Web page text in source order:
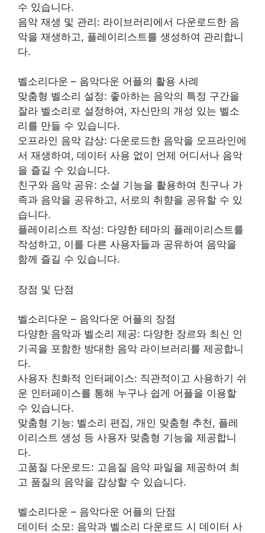
수 있습니다.
음악 재생 및 관리: 라이브러리에서 다운로드한 음
악을 재생하고, 플레이리스트를 생성하여 관리합니
다.
벨소리다운 – 음악다운 어플의 활용 사례
맞춤형 벨소리 설정: 좋아하는 음악의 특정 구간을
잘라 벨소리로 설정하여, 자신만의 개성 있는 벨소
리를 만들 수 있습니다.
오프라인 음악 감상: 다운로드한 음악을 오프라인에
서 재생하여, 데이터 사용 없이 언제 어디서나 음악
을 즐길 수 있습니다.
친구와 음악 공유: 소셜 기능을 활용하여 친구나 가
족과 음악을 공유하고, 서로의 취향을 공유할 수 있
습니다.
플레이리스트 작성: 다양한 테마의 플레이리스트를
작성하고, 이를 다른 사용자들과 공유하여 음악을
함께 즐길 수 있습니다.
장점 및 단점
벨소리다운 – 음악다운 어플의 장점
다양한 음악과 벨소리 제공: 다양한 장르와 최신 인
기곡을 포함한 방대한 음악 라이브러리를 제공합니
다.
사용자 친화적 인터페이스: 직관적이고 사용하기 쉬
운 인터페이스를 통해 누구나 쉽게 어플을 이용할
수 있습니다.
맞춤형 기능: 벨소리 편집, 개인 맞춤형 추천, 플레
이리스트 생성 등 사용자 맞춤형 기능을 제공합니
다.
고품질 다운로드: 고음질 음악 파일을 제공하여 최
고 품질의 음악을 감상할 수 있습니다.
벨소리다운 – 음악다운 어플의 단점
데이터 소모: 음악과 벨소리 다운로드 시 데이터 사